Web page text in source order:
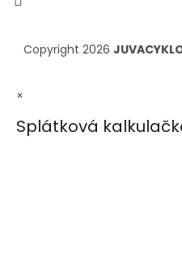
Copyright 2026
×
Splátková